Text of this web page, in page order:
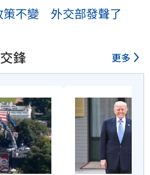
策不變 外交部發聲了
鋒 更多